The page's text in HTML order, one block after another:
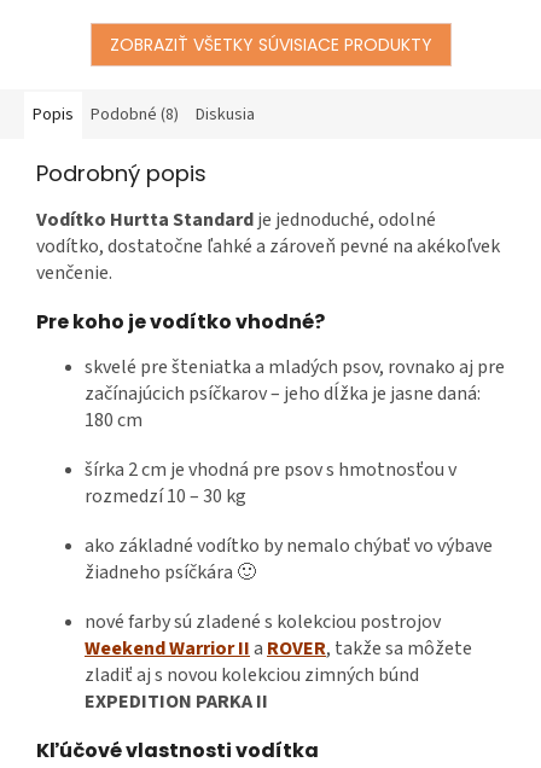
ZOBRAZIŤ VŠETKY SÚVISIACE PRODUKTY
Popis Podobné (8) Diskusia
Podrobný popis
Vodítko Hurtta Standardje jednoduché, odolné
vodítko, dostatočne ľahké a zároveň pevné na akékoľvek
venčenie.
Pre koho je vodítko vhodné?
skvelé pre šteniatka a mladých psov, rovnako aj pre
začínajúcich psíčkarov – jeho dĺžka je jasne daná:
180 cm
šírka 2 cm je vhodná pre psov s hmotnosťou v
rozmedzí 10 – 30 kg
ako základné vodítko by nemalo chýbať vo výbave
žiadneho psíčkára 🙂
nové farby sú zladené s kolekciou postrojov
Weekend Warrior IIa ROVER, takže sa môžete
zladiť aj s novou kolekciou zimných búnd
EXPEDITION PARKA II
Kľúčové vlastnosti vodítka